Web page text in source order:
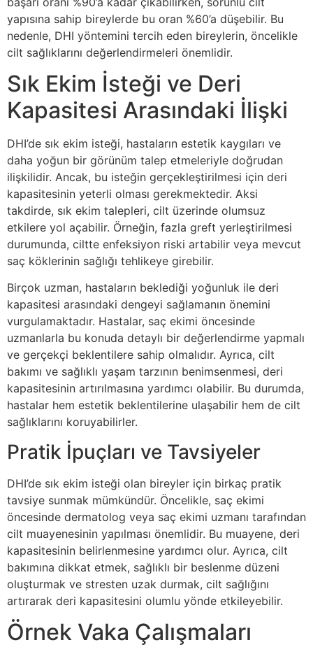
yapısına sahip bireylerde bu oran %60’a düşebilir. Bu
nedenle, DHI yöntemini tercih eden bireylerin, öncelikle
cilt sağlıklarını değerlendirmeleri önemlidir.
Sık Ekim İsteği ve Deri
Kapasitesi Arasındaki İlişki
DHI’de sık ekim isteği, hastaların estetik kaygıları ve
daha yoğun bir görünüm talep etmeleriyle doğrudan
ilişkilidir. Ancak, bu isteğin gerçekleştirilmesi için deri
kapasitesinin yeterli olması gerekmektedir. Aksi
takdirde, sık ekim talepleri, cilt üzerinde olumsuz
etkilere yol açabilir. Örneğin, fazla greft yerleştirilmesi
durumunda, ciltte enfeksiyon riski artabilir veya mevcut
saç köklerinin sağlığı tehlikeye girebilir.
Birçok uzman, hastaların beklediği yoğunluk ile deri
kapasitesi arasındaki dengeyi sağlamanın önemini
vurgulamaktadır. Hastalar, saç ekimi öncesinde
uzmanlarla bu konuda detaylı bir değerlendirme yapmalı
ve gerçekçi beklentilere sahip olmalıdır. Ayrıca, cilt
bakımı ve sağlıklı yaşam tarzının benimsenmesi, deri
kapasitesinin artırılmasına yardımcı olabilir. Bu durumda,
hastalar hem estetik beklentilerine ulaşabilir hem de cilt
sağlıklarını koruyabilirler.
Pratik İpuçları ve Tavsiyeler
DHI’de sık ekim isteği olan bireyler için birkaç pratik
tavsiye sunmak mümkündür. Öncelikle, saç ekimi
öncesinde dermatolog veya saç ekimi uzmanı tarafından
cilt muayenesinin yapılması önemlidir. Bu muayene, deri
kapasitesinin belirlenmesine yardımcı olur. Ayrıca, cilt
bakımına dikkat etmek, sağlıklı bir beslenme düzeni
oluşturmak ve stresten uzak durmak, cilt sağlığını
artırarak deri kapasitesini olumlu yönde etkileyebilir.
Örnek Vaka Çalışmaları